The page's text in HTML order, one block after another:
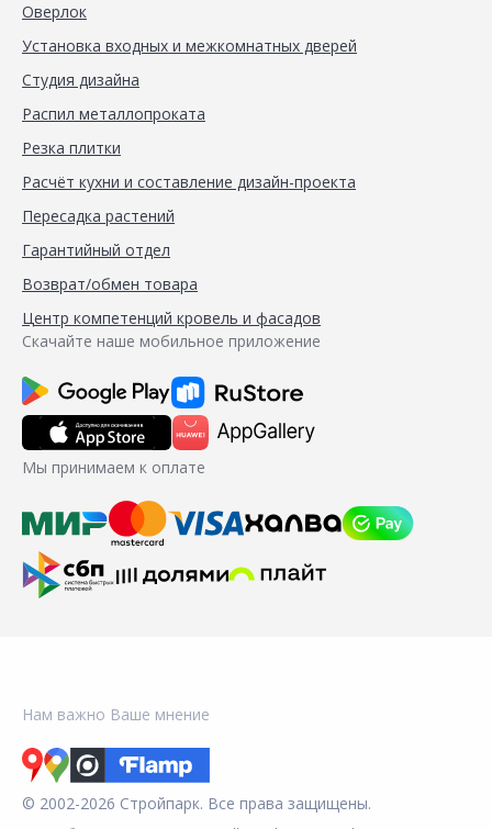
Оверлок
Установка входных и межкомнатных дверей
Студия дизайна
Распил металлопроката
Резка плитки
Расчёт кухни и составление дизайн-проекта
Пересадка растений
Гарантийный отдел
Возврат/обмен товара
Центр компетенций кровель и фасадов
Скачайте наше мобильное приложение
Мы принимаем к оплате
Нам важно Ваше мнение
© 2002-2026 Стройпарк. Все права защищены.